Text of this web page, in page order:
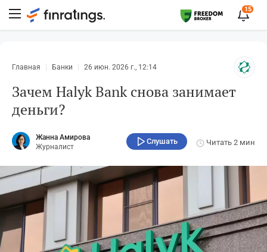
15
Главная Банки 26 июн. 2026 г., 12:14
Зачем Halyk Bank снова занимает
деньги?
Жанна Амирова
Журналист
Слушать Читать 2 мин